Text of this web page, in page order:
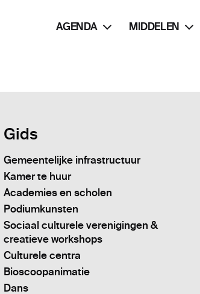
AGENDA MIDDELEN
Gids
Gemeentelijke infrastructuur
Kamer te huur
Academies en scholen
Podiumkunsten
Sociaal culturele verenigingen &
creatieve workshops
Culturele centra
Bioscoopanimatie
Dans